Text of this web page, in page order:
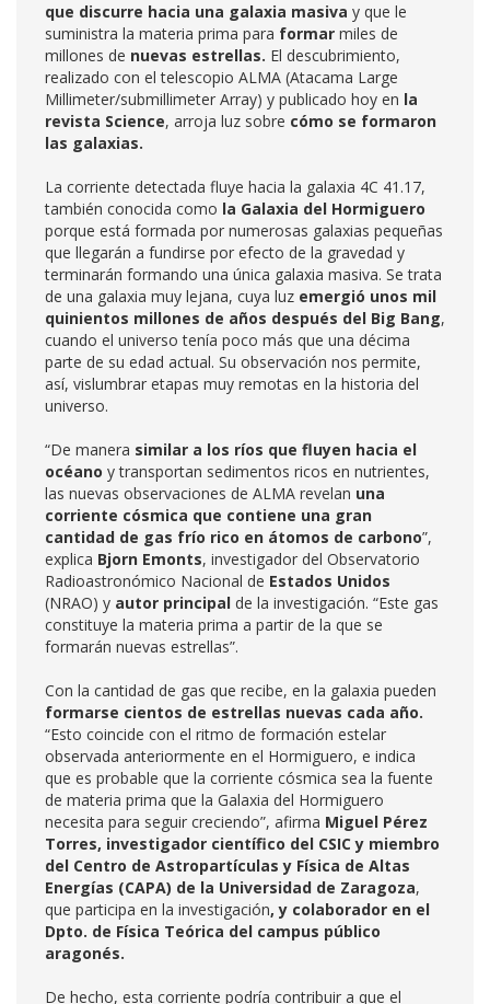
que discurre hacia una galaxia masiva y que le
suministra la materia prima para formar miles de
millones de nuevas estrellas. El descubrimiento,
realizado con el telescopio ALMA (Atacama Large
Millimeter/submillimeter Array) y publicado hoy en la
revista Science, arroja luz sobre cómo se formaron
las galaxias.
La corriente detectada fluye hacia la galaxia 4C 41.17,
también conocida como la Galaxia del Hormiguero
porque está formada por numerosas galaxias pequeñas
que llegarán a fundirse por efecto de la gravedad y
terminarán formando una única galaxia masiva. Se trata
de una galaxia muy lejana, cuya luz emergió unos mil
quinientos millones de años después del Big Bang,
cuando el universo tenía poco más que una décima
parte de su edad actual. Su observación nos permite,
así, vislumbrar etapas muy remotas en la historia del
universo.
“De manera similar a los ríos que fluyen hacia el
océano y transportan sedimentos ricos en nutrientes,
las nuevas observaciones de ALMA revelan una
corriente cósmica que contiene una gran
cantidad de gas frío rico en átomos de carbono”,
explica Bjorn Emonts, investigador del Observatorio
Radioastronómico Nacional de Estados Unidos
(NRAO) y autor principal de la investigación. “Este gas
constituye la materia prima a partir de la que se
formarán nuevas estrellas”.
Con la cantidad de gas que recibe, en la galaxia pueden
formarse cientos de estrellas nuevas cada año.
“Esto coincide con el ritmo de formación estelar
observada anteriormente en el Hormiguero, e indica
que es probable que la corriente cósmica sea la fuente
de materia prima que la Galaxia del Hormiguero
necesita para seguir creciendo”, afirma Miguel Pérez
Torres, investigador científico del CSIC y miembro
del Centro de Astropartículas y Física de Altas
Energías (CAPA) de la Universidad de Zaragoza,
que participa en la investigación,y colaborador en el
Dpto. de Física Teórica del campus público
aragonés.
De hecho, esta corriente podría contribuir a que el